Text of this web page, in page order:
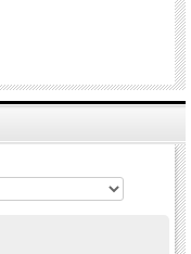
ゲッジ ラック リアキャリ
め錆びることも無く非常に軽
行や日常の使用に適している